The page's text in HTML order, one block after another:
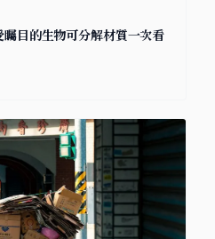
目的生物可分解材質一次看